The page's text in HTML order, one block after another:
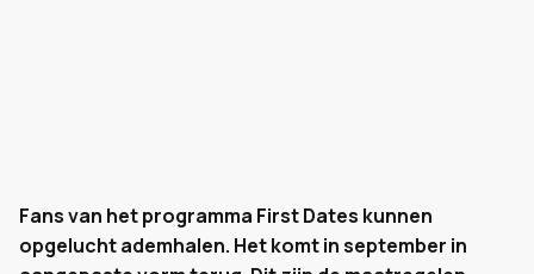
Fans van het programma First Dates kunnen
opgelucht ademhalen. Het komt in september in